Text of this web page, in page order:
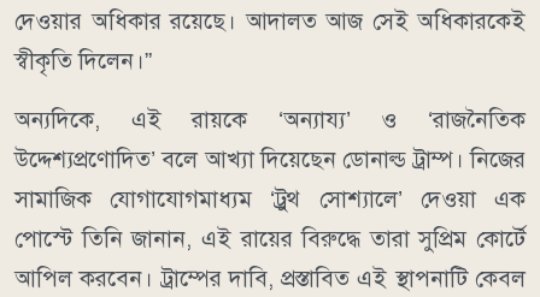
দেওয়ার অধিকার রয়েছে। আদালত আজ সেই অধিকারকেই
স্বীকৃতি দিলেন।”
অন্যদিকে, এই রায়কে ‘অন্যায্য’ ও ‘রাজনৈতিক
উদ্দেশ্যপ্রণোদিত’ বলে আখ্যা দিয়েছেন ডোনাল্ড ট্রাম্প। নিজের
সামাজিক যোগাযোগমাধ্যম ‘ট্রুথ সোশ্যালে’ দেওয়া এক
পোস্টে তিনি জানান, এই রায়ের বিরুদ্ধে তারা সুপ্রিম কোর্টে
আপিল করবেন। ট্রাম্পের দাবি, প্রস্তাবিত এই স্থাপনাটি কেবল